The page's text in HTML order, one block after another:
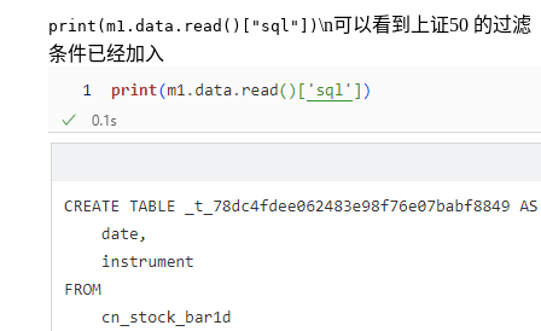
print(m1.data.read()["sql"]) \n可以看到上证50 的过滤
条件已经加入